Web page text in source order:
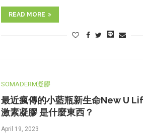
READ MORE
SOMADERM凝膠
最近瘋傳的小藍瓶新生命New U
激素凝膠 是什麼東西？
April 19, 2023